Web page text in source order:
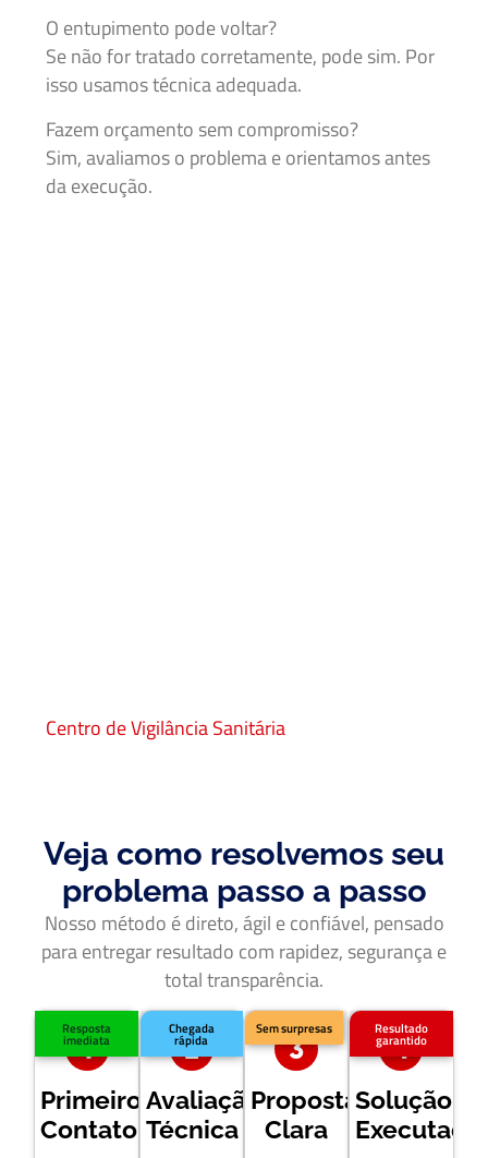
O entupimento pode voltar?
Se não for tratado corretamente, pode sim. Por
isso usamos técnica adequada.
Fazem orçamento sem compromisso?
Sim, avaliamos o problema e orientamos antes
da execução.
Centro de Vigilância Sanitária
Veja como resolvemos seu
problema passo a passo
Nosso método é direto, ágil e confiável, pensado
para entregar resultado com rapidez, segurança e
total transparência.
Primeiro
Contato
Resposta
imediata
Avaliação
Técnica
Chegada
rápida
Proposta
Clara
Sem surpresas
Solução
Executada
Resultado
garantido